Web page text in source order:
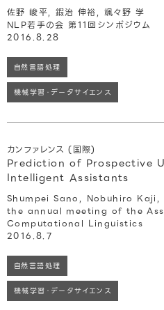
佐野 峻平, 鍜治 伸裕, 颯々野 学
NLP若手の会 第11回シンポジウム
2016.8.28
自然言語処理
機械学習・データサイエンス
カンファレンス (国際)
Prediction of Prospective
Intelligent Assistants
Shumpei Sano, Nobuhiro
the annual meeting of the
Computational Linguistics
2016.8.7
自然言語処理
機械学習・データサイエンス